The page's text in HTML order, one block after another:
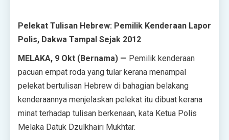
Pelekat Tulisan Hebrew: Pemilik Kenderaan Lapor
Polis, Dakwa Tampal Sejak 2012
MELAKA, 9 Okt (Bernama) — Pemilik kenderaan
pacuan empat roda yang tular kerana menampal
pelekat bertulisan Hebrew di bahagian belakang
kenderaannya menjelaskan pelekat itu dibuat kerana
minat terhadap tulisan berkenaan, kata Ketua Polis
Melaka Datuk Dzulkhairi Mukhtar.